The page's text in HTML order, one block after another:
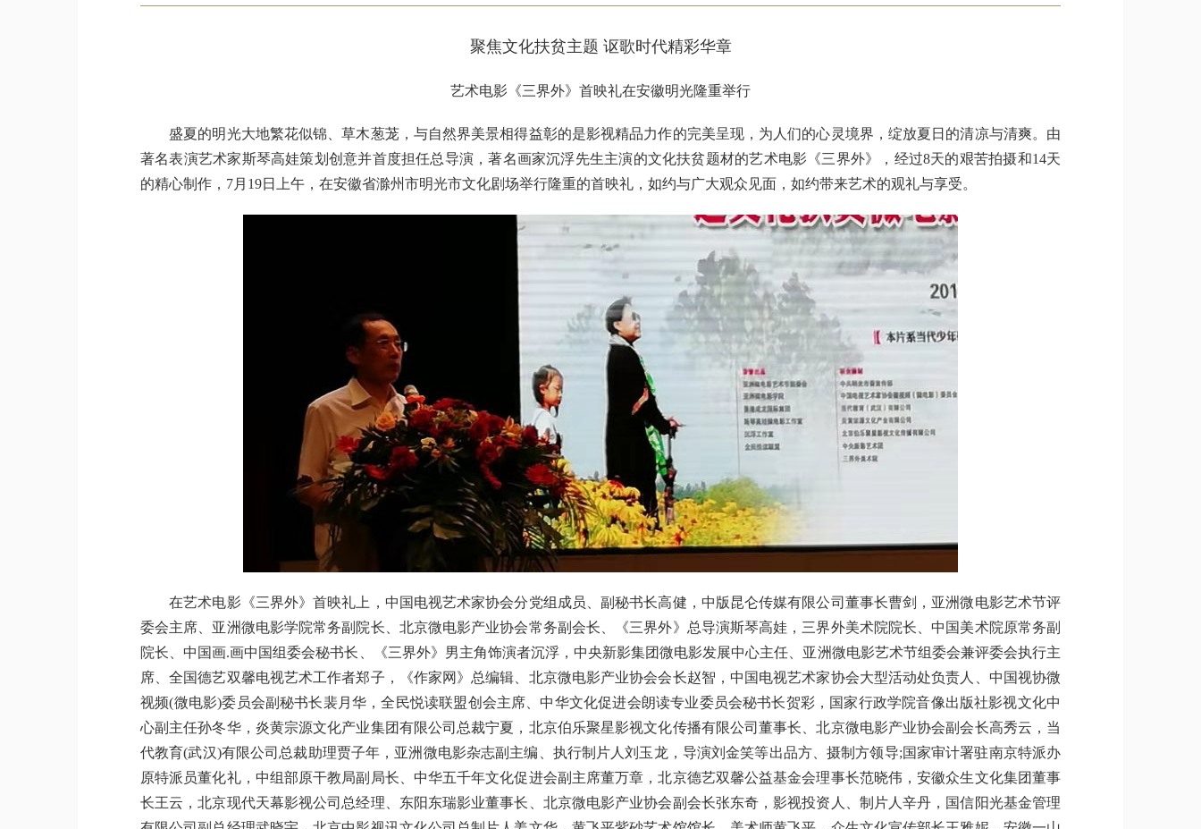
聚焦文化扶贫主题 讴歌时代精彩华章
艺术电影《三界外》首映礼在安徽明光隆重举行
盛夏的明光大地繁花似锦、草木葱茏，与自然界美景相得益彰的是影视精品力作的完美呈现，为人们的心灵境界，绽放夏日的清凉与清爽。由
著名表演艺术家斯琴高娃策划创意并首度担任总导演，著名画家沉浮先生主演的文化扶贫题材的艺术电影《三界外》，经过8天的艰苦拍摄和14天
的精心制作，7月19日上午，在安徽省滁州市明光市文化剧场举行隆重的首映礼，如约与广大观众见面，如约带来艺术的观礼与享受。
在艺术电影《三界外》首映礼上，中国电视艺术家协会分党组成员、副秘书长高健，中版昆仑传媒有限公司董事长曹剑，亚洲微电影艺术节评
委会主席、亚洲微电影学院常务副院长、北京微电影产业协会常务副会长、《三界外》总导演斯琴高娃，三界外美术院院长、中国美术院原常务副
院长、中国画.画中国组委会秘书长、《三界外》男主角饰演者沉浮，中央新影集团微电影发展中心主任、亚洲微电影艺术节组委会兼评委会执行主
席、全国德艺双馨电视艺术工作者郑子，《作家网》总编辑、北京微电影产业协会会长赵智，中国电视艺术家协会大型活动处负责人、中国视协微
视频(微电影)委员会副秘书长裴月华，全民悦读联盟创会主席、中华文化促进会朗读专业委员会秘书长贺彩，国家行政学院音像出版社影视文化中
心副主任孙冬华，炎黄宗源文化产业集团有限公司总裁宁夏，北京伯乐聚星影视文化传播有限公司董事长、北京微电影产业协会副会长高秀云，当
代教育(武汉)有限公司总裁助理贾子年，亚洲微电影杂志副主编、执行制片人刘玉龙，导演刘金笑等出品方、摄制方领导;国家审计署驻南京特派办
原特派员董化礼，中组部原干教局副局长、中华五千年文化促进会副主席董万章，北京德艺双馨公益基金会理事长范晓伟，安徽众生文化集团董事
长王云，北京现代天幕影视公司总经理、东阳东瑞影业董事长、北京微电影产业协会副会长张东奇，影视投资人、制片人辛丹，国信阳光基金管理